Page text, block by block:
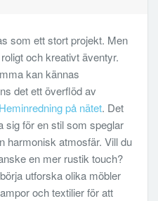
som ett stort projekt. Men
och kreativt äventyr.
kan kännas
det ett överflöd av
Heminredning på nätet. Det
sig för en stil som speglar
harmonisk atmosfär. Vill du
en mer rustik touch?
utforska olika möbler
och textilier för att